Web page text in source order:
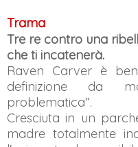
Trama
Tre re contro una
che ti incatenerà.
Raven Carver è
definizione da
problematica”.
Cresciuta in un
madre totalmente